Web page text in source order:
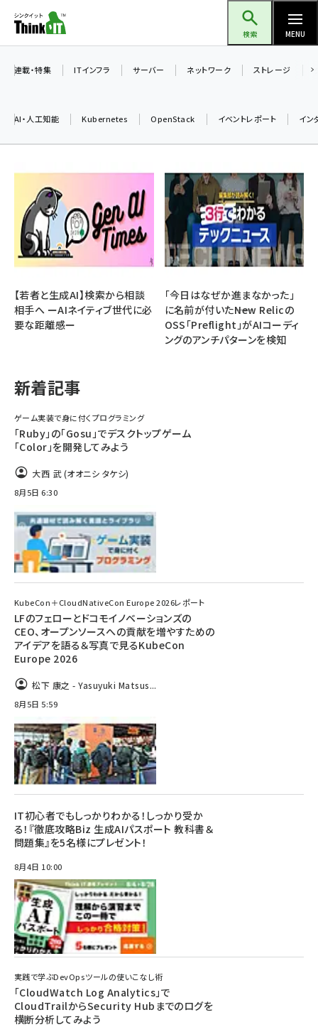
ン
ツ
検索 MENU
加藤銘のチーム貢献～仲間と築いた勝利の絆～ (2297)
iot女子会 (2248)
北海道をのんびり旅する晴山佳須夫のヒント集！ (2008)
drupal (1929)
genai (1468)
abc123 (1341)
連載・特集 ITインフラ サーバー ネットワーク ストレージ
AI・人工知能 Kubernetes OpenStack イベントレポート イン
【若者と生成AI】検索から相談
相手へ ーAIネイティブ世代に必
要な距離感ー
「今日はなぜか進まなかった」
に名前が付いた――New Relicの
OSS「Preflight」がAIコーディ
ングのアンチパターンを検知
新着記事
ゲーム実装で身に付くプログラミング
「Ruby」の「Gosu」でデスクトップゲーム
「Color」を開発してみよう
大西 武 (オオニシ タケシ)
8月5日 6:30
KubeCon＋CloudNativeCon Europe 2026レポート
LFのフェローとドコモイノベーションズの
CEO、オープンソースへの貢献を増やすための
アイデアを語る＆写真で見るKubeCon
Europe 2026
松下 康之 - Yasuyuki Matsus...
8月5日 5:59
IT初心者でもしっかりわかる！しっかり受か
る！『徹底攻略Biz 生成AIパスポート 教科書＆
問題集』を5名様にプレゼント！
8月4日 10:00
実践で学ぶDevOpsツールの使いこなし術
「CloudWatch Log Analytics」で
CloudTrailからSecurity Hubまでのログを
横断分析してみよう